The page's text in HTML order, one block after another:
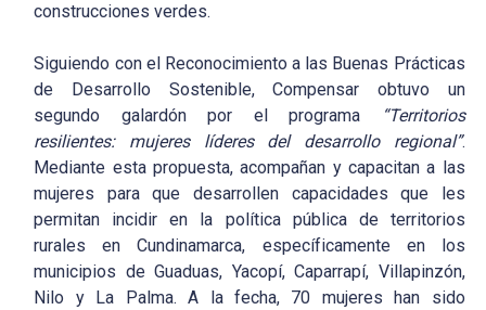
construcciones verdes.
Siguiendo con el Reconocimiento a las Buenas Prácticas
de Desarrollo Sostenible, Compensar obtuvo un
segundo galardón por el programa
“Territorios
resilientes: mujeres líderes del desarrollo regional”.
Mediante esta propuesta, acompañan y capacitan a las
mujeres para que desarrollen capacidades que les
permitan incidir en la política pública de territorios
rurales en Cundinamarca, específicamente en los
municipios de Guaduas, Yacopí, Caparrapí, Villapinzón,
Nilo y La Palma. A la fecha, 70 mujeres han sido